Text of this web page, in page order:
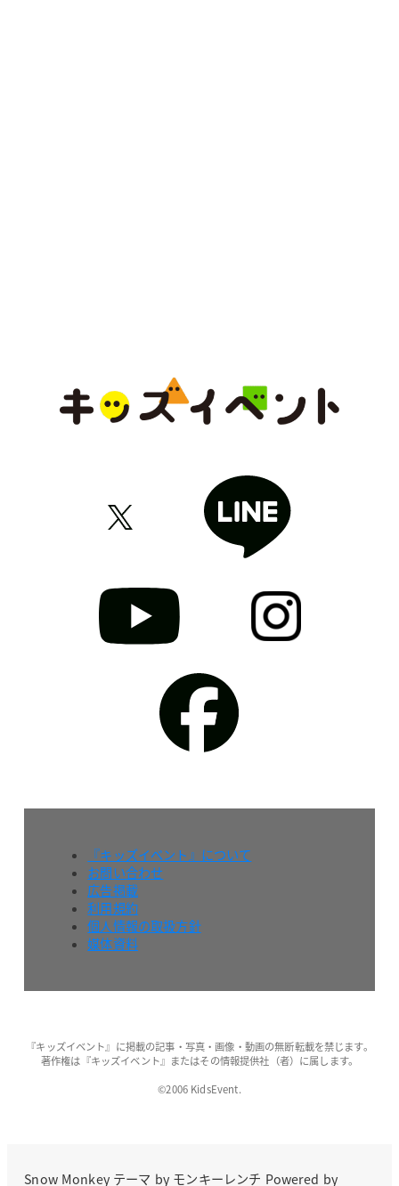
『キッズイベント』について
お問い合わせ
広告掲載
利用規約
個人情報の取扱方針
媒体資料
『キッズイベント』に掲載の記事・写真・画像・動画の無断転載を禁じます。
著作権は『キッズイベント』またはその情報提供社（者）に属します。
©2006 KidsEvent.
Snow Monkeyテーマ by モンキーレンチ Powered by